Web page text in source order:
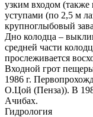
узким входом (также
уступами (по 2,5 м
крупноглыбовый
Дно колодца –
средней части
прослеживается
Входной грот
1986 г.
О.Цой (Пенза)). В
Ачибах.
Гидрология